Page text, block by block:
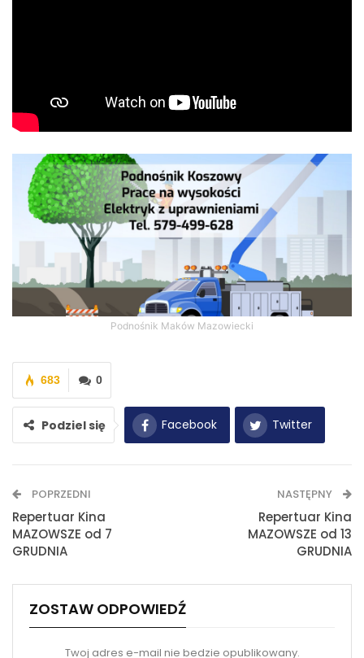
Podnośnik Maków Mazowiecki
0
683
Podziel się Facebook Twitter
POPRZEDNI
Repertuar Kina
MAZOWSZE od 7
GRUDNIA
NASTĘPNY
Repertuar Kina
MAZOWSZE od 13
GRUDNIA
ZOSTAW ODPOWIEDŹ
Twoj adres e-mail nie bedzie opublikowany.